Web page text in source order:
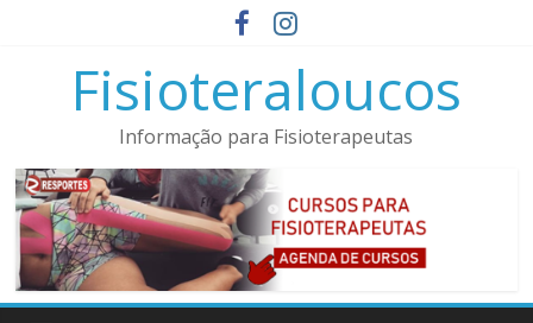
conteúdoFisioteraloucos
Informação para Fisioterapeutas